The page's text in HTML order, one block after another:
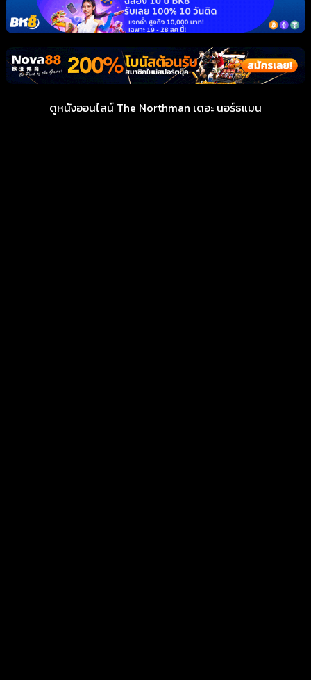
ดูหนังออนไลน์ The Northman เดอะ นอร์ธแมน